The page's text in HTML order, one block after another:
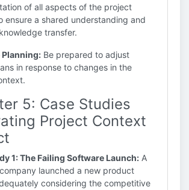
of all aspects of the project
ensure a shared understanding and
transfer.
Be prepared to adjust
in response to changes in the
5: Case Studies
Project Context
1: The Failing Software Launch: A
launched a new product
considering the competitive